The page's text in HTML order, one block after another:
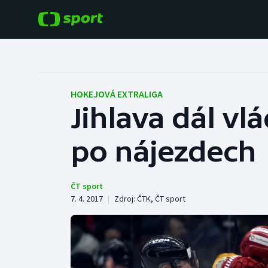
Hokej
Tenis
Cyklistika
Baseball a softbal
Basketbal
Boby a skeleton
HOKEJOVÁ EXTRALIGA
Jihlava dál
po nájezdech
ČT sport
7. 4. 2017 | Zdroj: ČTK, ČT sport